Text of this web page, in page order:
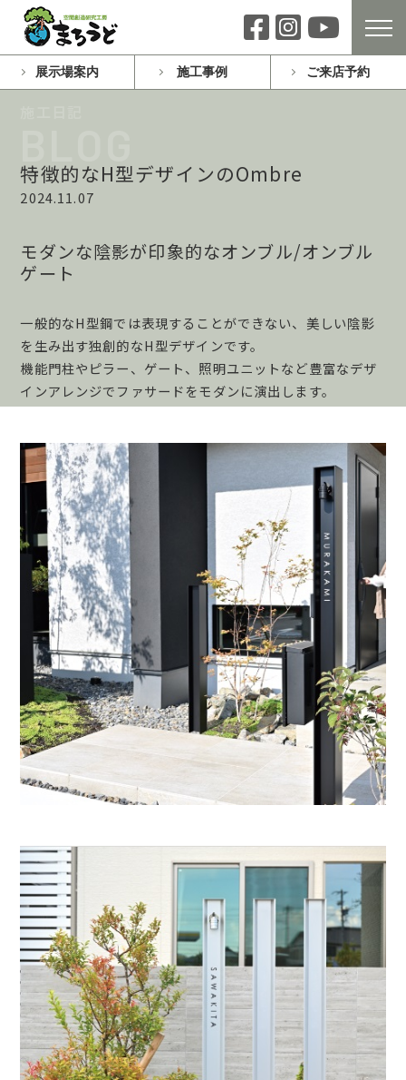
展示場案内 施工事例 ご来店予約
特徴的なH型デザインのOmbre
2024.11.07
モダンな陰影が印象的なオンブル/オンブル
ゲート
一般的なH型鋼では表現することができない、美しい陰影
を生み出す独創的なH型デザインです。
機能門柱やピラー、ゲート、照明ユニットなど豊富なデザ
インアレンジでファサードをモダンに演出します。